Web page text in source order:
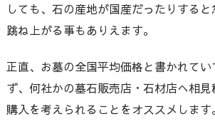
しても、石の産地が国産だったりする
跳ね上がる事もありえます。
正直、お墓の全国平均価格と書かれて
ず、何社かの墓石販売店・石材店へ相
購入を考えられることをオススメします。